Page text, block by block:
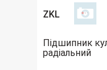
ZKL
Підшипник
радіальний